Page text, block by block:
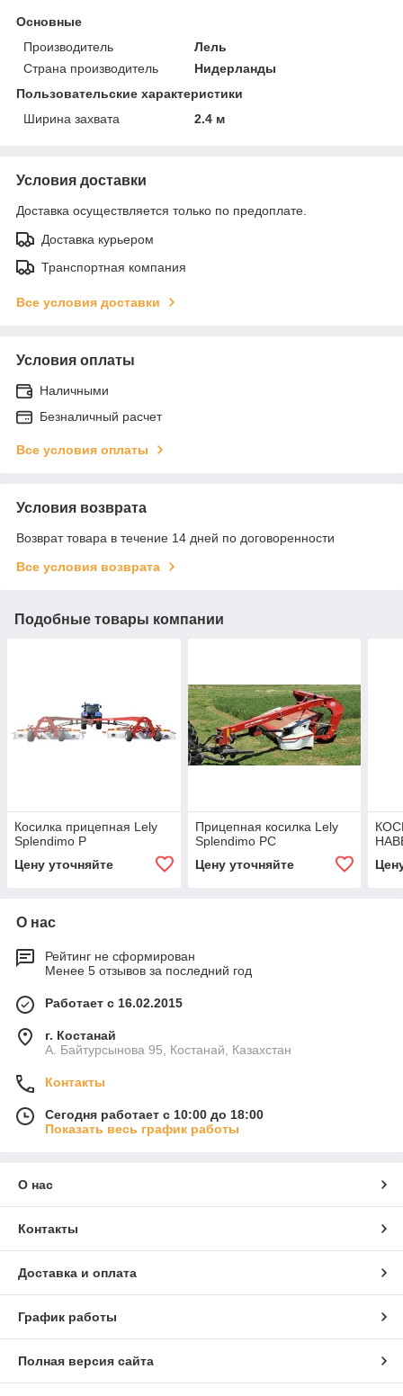
Основные
Производитель
Лель
Страна производитель
Нидерланды
Пользовательские характеристики
Ширина захвата
2.4 м
Условия доставки
Доставка осуществляется только по предоплате.
Доставка курьером
Транспортная компания
Все условия доставки
Условия оплаты
Наличными
Безналичный расчет
Все условия оплаты
Условия возврата
Возврат товара в течение 14 дней по договоренности
Все условия возврата
Подобные товары компании
Косилка прицепная Lely
Splendimo P
Цену уточняйте
Прицепная косилка Lely
Splendimo PC
Цену уточняйте
О нас
Рейтинг не сформирован
Менее 5 отзывов за последний год
Работает с 16.02.2015
г. Костанай
А. Байтурсынова 95, Костанай, Казахстан
Контакты
Сегодня работает с 10:00 до 18:00
Показать весь график работы
О нас
Контакты
Доставка и оплата
График работы
Полная версия сайта